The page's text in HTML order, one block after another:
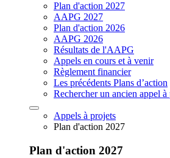
Plan d'action 2027
AAPG 2027
Plan d'action 2026
AAPG 2026
Résultats de l'AAPG
Appels en cours et à venir
Règlement financier
Les précédents Plans d’action
Rechercher un ancien appel à
Appels à projets
Plan d'action 2027
Plan d'action 2027